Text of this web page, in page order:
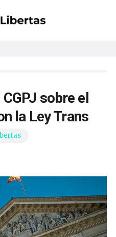
sobre el
la Ley Trans